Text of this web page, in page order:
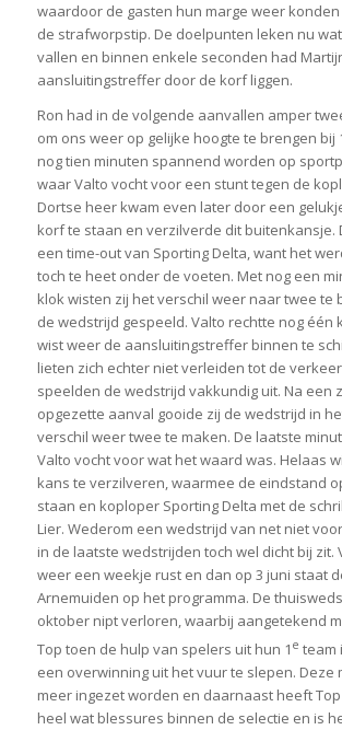
waardoor de gasten hun marge weer
de strafworpstip. De doelpunten leken nu
vallen en binnen enkele seconden had
aansluitingstreffer door de korf liggen.
Ron had in de volgende aanvallen amper
om ons weer op gelijke hoogte te brengen bij
nog tien minuten spannend worden op
waar Valto vocht voor een stunt tegen de
Dortse heer kwam even later door een
korf te staan en verzilverde dit buitenkansje.
een time-out van Sporting Delta, want het
toch te heet onder de voeten. Met nog een
klok wisten zij het verschil weer naar twee te
de wedstrijd gespeeld. Valto rechtte nog één
wist weer de aansluitingstreffer binnen te
lieten zich echter niet verleiden tot de
speelden de wedstrijd vakkundig uit. Na een
opgezette aanval gooide zij de wedstrijd in
verschil weer twee te maken. De laatste
Valto vocht voor wat het waard was. Helaas
kans te verzilveren, waarmee de eindstand
staan en koploper Sporting Delta met de
Lier. Wederom een wedstrijd van net niet
in de laatste wedstrijden toch wel dicht bij zit.
weer een weekje rust en dan op 3 juni staat
Arnemuiden op het programma. De
oktober nipt verloren, waarbij aangetekend
Top toen de hulp van spelers uit hun 1 e team
een overwinning uit het vuur te slepen. Deze
meer ingezet worden en daarnaast heeft Top
heel wat blessures binnen de selectie en is